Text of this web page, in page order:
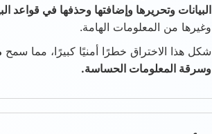
البيانات وتحريرها وإضافتها وحذفها في قواعد
وغيرها من المعلومات الهامة.
شكل هذا الاختراق خطرًا أمنيًا كبيرًا، مما سمح
وسرقة المعلومات الحساسة.